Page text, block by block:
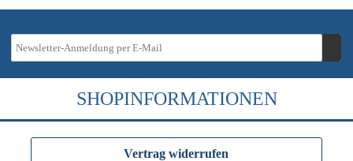
SHOPINFORMATIONEN
Vertrag widerrufen